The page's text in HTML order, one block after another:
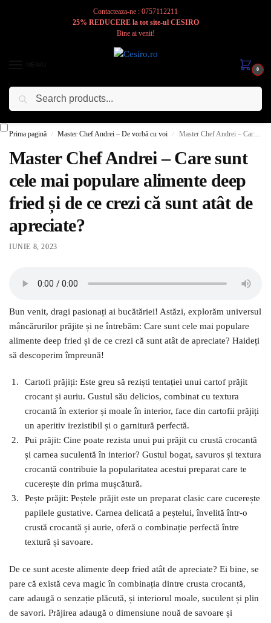
Contacteaza-ne : 0757112211
25% REDUCERE la tot site-ul CESIRO
Bine ai venit!
0
Cesiro
Prima pagină / Master Chef Andrei – De vorbă cu voi / Master Chef Andrei – Care sunt cele mai populare alimente deep fried și de ce crezi că sunt atât de apreciate?
Master Chef Andrei – Care sunt
cele mai populare alimente deep
fried și de ce crezi că sunt atât de
apreciate?
IUNIE 8, 2023
Bun venit, dragi pasionați ai bucătăriei! Astăzi, explorăm universul
mâncărurilor prăjite și ne întrebăm: Care sunt cele mai populare
alimente deep fried și de ce crezi că sunt atât de apreciate? Haideți
să descoperim împreună!
Cartofi prăjiți: Este greu să reziști tentației unui cartof prăjit
crocant și auriu. Gustul său delicios, combinat cu textura
crocantă în exterior și moale în interior, face din cartofii prăjiți
un aperitiv irezistibil și o garnitură perfectă.
Pui prăjit: Cine poate rezista unui pui prăjit cu crustă crocantă
și carnea suculentă în interior? Gustul bogat, savuros și textura
crocantă contribuie la popularitatea acestui preparat care te
cucerește din prima mușcătură.
Pește prăjit: Peștele prăjit este un preparat clasic care cucerește
papilele gustative. Carnea delicată a peștelui, învelită într-o
crustă crocantă și aurie, oferă o combinație perfectă între
textură și savoare.
De ce sunt aceste alimente deep fried atât de apreciate? Ei bine, se
pare că există ceva magic în combinația dintre crusta crocantă,
care adaugă o senzație plăcută, și interiorul moale, suculent și plin
de savori. Prăjirea adaugă o dimensiune nouă de savoare și